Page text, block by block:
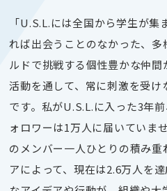
「U.S.L.には全国から学生が
れば出会うことのなかった、多
ルドで挑戦する個性豊かな仲
活動を通して、常に刺激を受
です。私がU.S.L.に入った3年
ォロワーは1万人に届いていま
のメンバー一人ひとりの積み
アによって、現在は2.6万人を